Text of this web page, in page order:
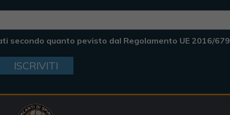
secondo quanto pevisto dal Regolamento UE 2016/679
ISCRIVITI